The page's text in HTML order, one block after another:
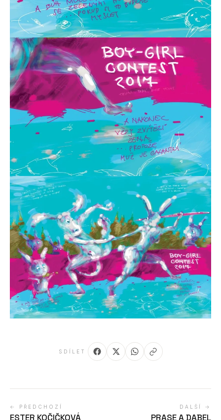
SDÍLET
← PŘEDCHOZÍ
ESTER KOČIČKOVÁ
DALŠÍ →
PRASE A DABEL